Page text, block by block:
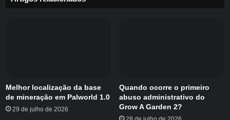
Você saberá se pode plantar no local escolhido
Agora tudo o que você precisa fazer é esperar
que ela cresça, depois caminhar até ela e
Melhor localização da base
de mineração em Palworld 1.0
29 de julho de 2026
Quando ocorre o primeiro
abuso administrativo do
Grow A Garden 2?